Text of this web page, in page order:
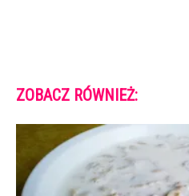
ZOBACZ RÓWNIEŻ: